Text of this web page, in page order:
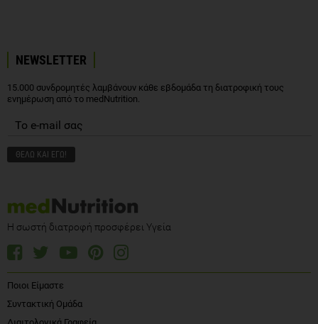
NEWSLETTER
15.000 συνδρομητές λαμβάνουν κάθε εβδομάδα τη διατροφική τους
ενημέρωση από το medNutrition.
Η σωστή διατροφή προσφέρει Υγεία
Ποιοι Είμαστε
Συντακτική Ομάδα